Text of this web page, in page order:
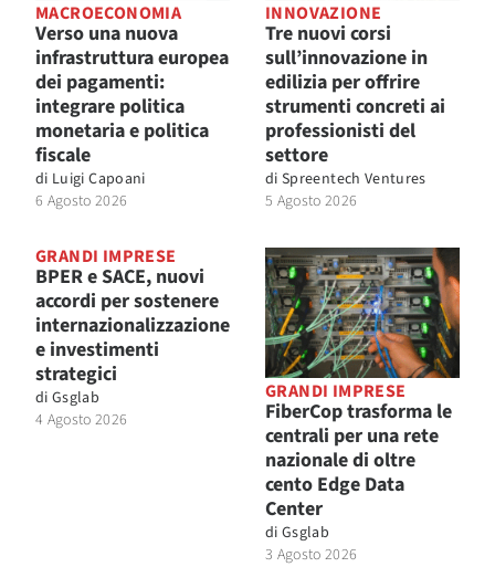
MACROECONOMIA
Verso una nuova
infrastruttura europea
dei pagamenti:
integrare politica
monetaria e politica
fiscale
di Luigi Capoani
6 Agosto 2026
INNOVAZIONE
Tre nuovi corsi
sull’innovazione in
edilizia per offrire
strumenti concreti ai
professionisti del
settore
di Spreentech Ventures
5 Agosto 2026
GRANDI IMPRESE
BPER e SACE, nuovi
accordi per sostenere
internazionalizzazione
e investimenti
strategici
di Gsglab
4 Agosto 2026
GRANDI IMPRESE
FiberCop trasforma le
centrali per una rete
nazionale di oltre
cento Edge Data
Center
di Gsglab
3 Agosto 2026